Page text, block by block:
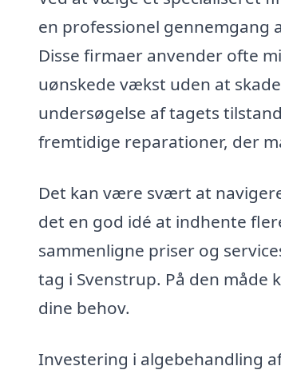
en professionel gennemgang
Disse firmaer anvender ofte
uønskede vækst uden at
undersøgelse af tagets
fremtidige reparationer, der
Det kan være svært at
det en god idé at indhente
sammenligne priser og
tag i Svenstrup. På den
dine behov.
Investering i algebehandling